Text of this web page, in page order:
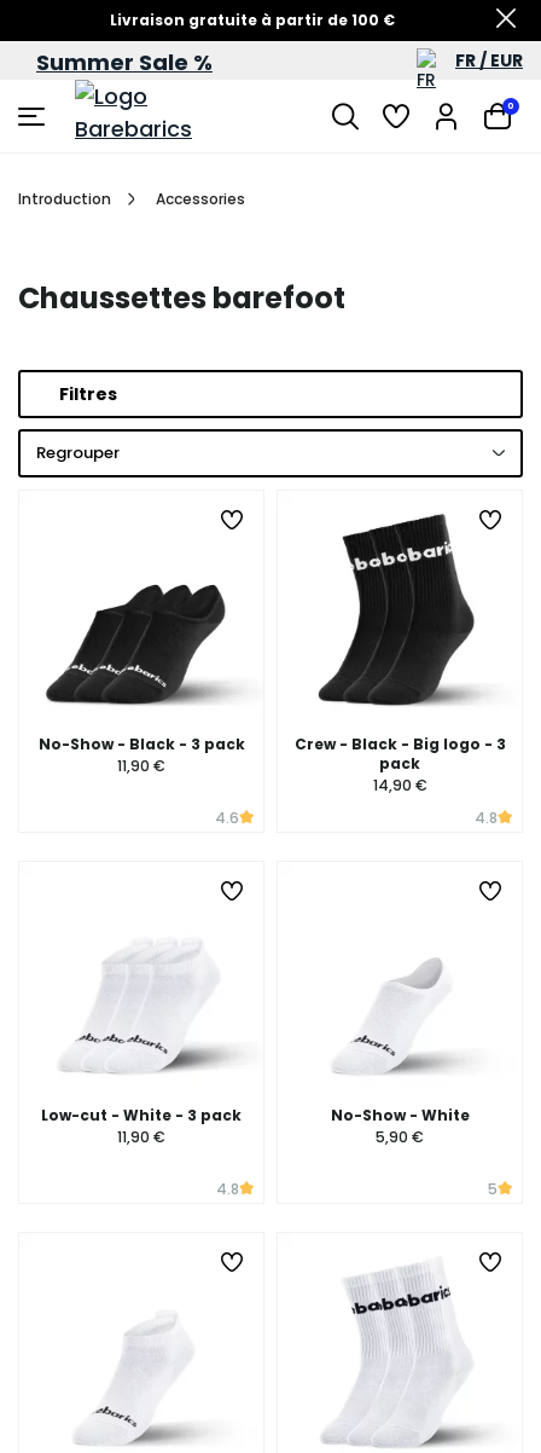
Livraison gratuite à partir de 100 €
Soldes d’été – jusqu’à -60 %
Summer Sale % FR / EUR
0
Introduction Accessories
Chaussettes barefoot
Filtres
Regrouper
No-Show - Black - 3 pack
11,90 €
4.6
Crew - Black - Big logo - 3
pack
14,90 €
4.8
Low-cut - White - 3 pack
11,90 €
4.8
No-Show - White
5,90 €
5